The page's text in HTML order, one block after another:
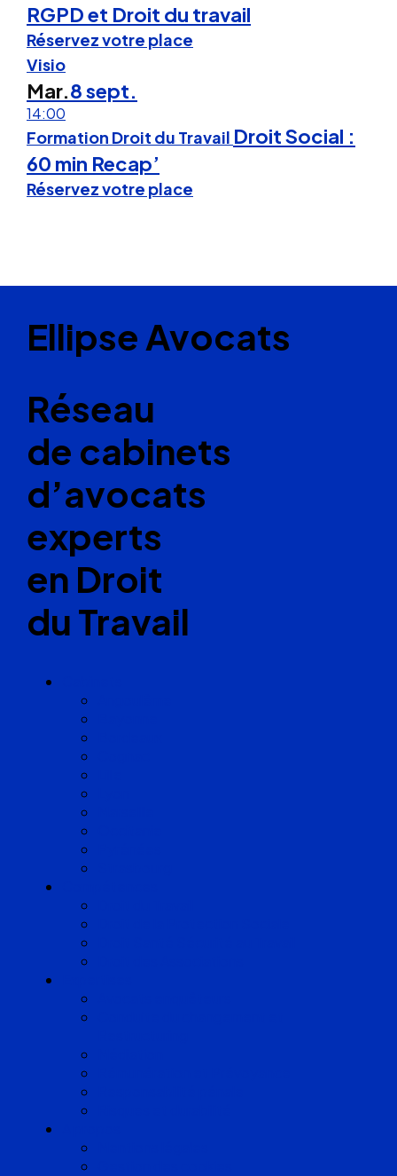
RGPD et Droit du travail
Réservez votre place
Visio
Mar.8 sept.
14:00
Formation Droit du Travail Droit Social :
60 min Recap’
Réservez votre place
Ellipse Avocats
Réseau
de cabinets
d’avocats
experts
en Droit
du Travail